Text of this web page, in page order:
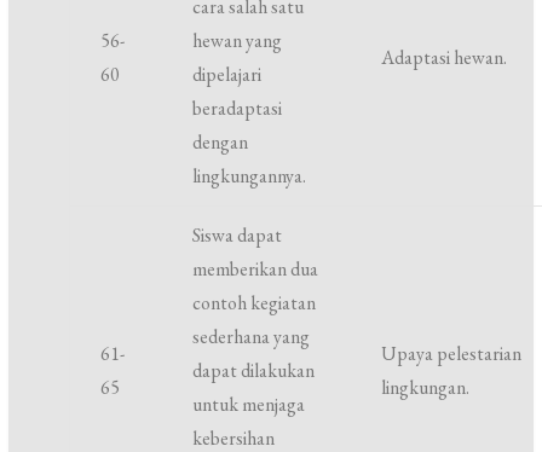
56-
60
cara salah satu
hewan yang
dipelajari
beradaptasi
dengan
lingkungannya.
Adaptasi hewan.
61-
65
Siswa dapat
memberikan dua
contoh kegiatan
sederhana yang
dapat dilakukan
untuk menjaga
kebersihan
Upaya pelestarian
lingkungan.